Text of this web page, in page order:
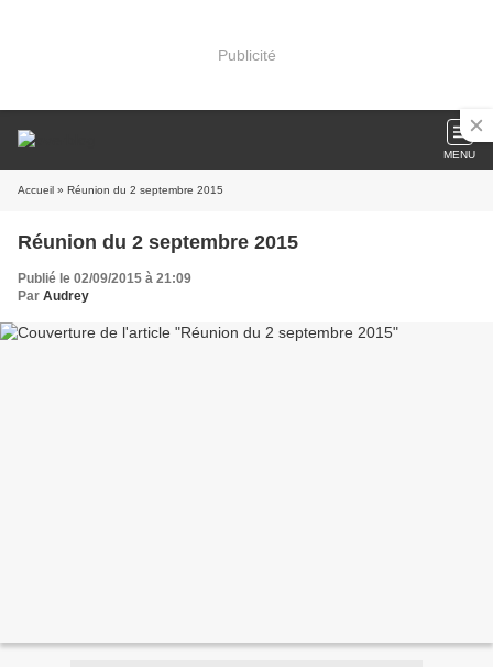
Publicité
MENU
Accueil » Réunion du 2 septembre 2015
Réunion du 2 septembre 2015
Publié le 02/09/2015 à 21:09
Par Audrey